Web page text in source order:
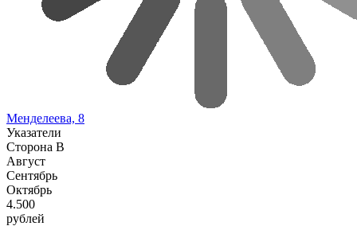
Менделеева, 8
Указатели
Сторона В
Август
Сентябрь
Октябрь
4.500
рублей